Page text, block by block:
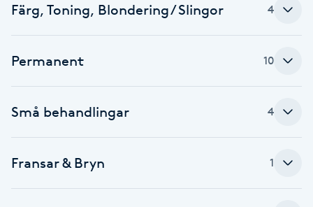
Bröllopsuppsättning
C
Color correction
Färg, Toning, Blondering / Slingor 4
Permanent 10
Små behandlingar 4
Fransar & Bryn 1